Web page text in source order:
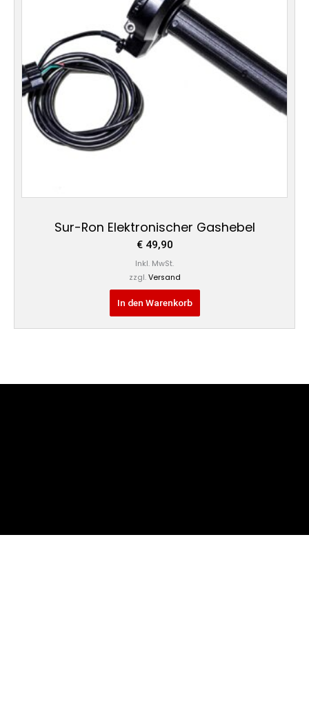
Sur-Ron Elektronischer Gashebel
€49,90
Inkl. MwSt.
zzgl. Versand
In den Warenkorb